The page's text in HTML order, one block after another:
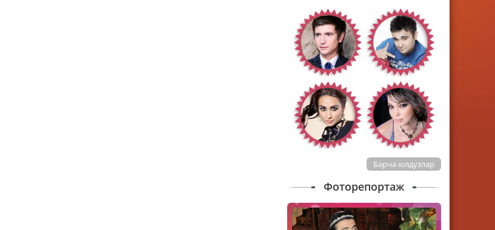
Барча юлдузлар
Фоторепортаж